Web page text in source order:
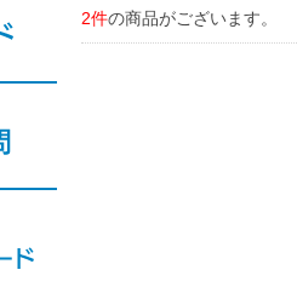
2件の商品がございます。